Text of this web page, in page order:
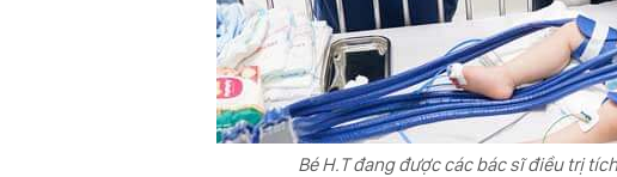
Bé H.T đang được các bác sĩ điều trị